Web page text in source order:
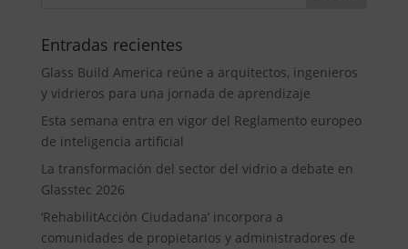
Entradas recientes
Glass Build America reúne a arquitectos, ingenieros
y vidrieros para una jornada de aprendizaje
Esta semana entra en vigor del Reglamento europeo
de inteligencia artificial
La transformación del sector del vidrio a debate en
Glasstec 2026
‘RehabilitAcción Ciudadana’ incorpora a
comunidades de propietarios y administradores de